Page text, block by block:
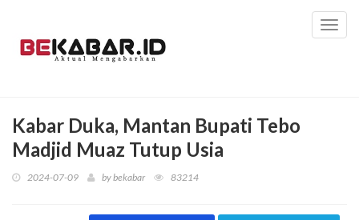
Kabar Duka, Mantan Bupati Tebo
Madjid Muaz Tutup Usia
2024-07-09 bybekabar 83214